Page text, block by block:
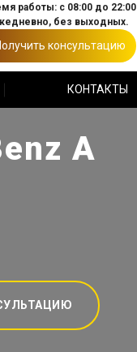
работы: с 08:00 до 22:00
без выходных.
консультацию
КОНТАКТЫ
A